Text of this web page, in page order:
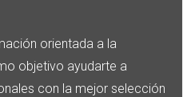
orientada a la
objetivo ayudarte a
con la mejor selección